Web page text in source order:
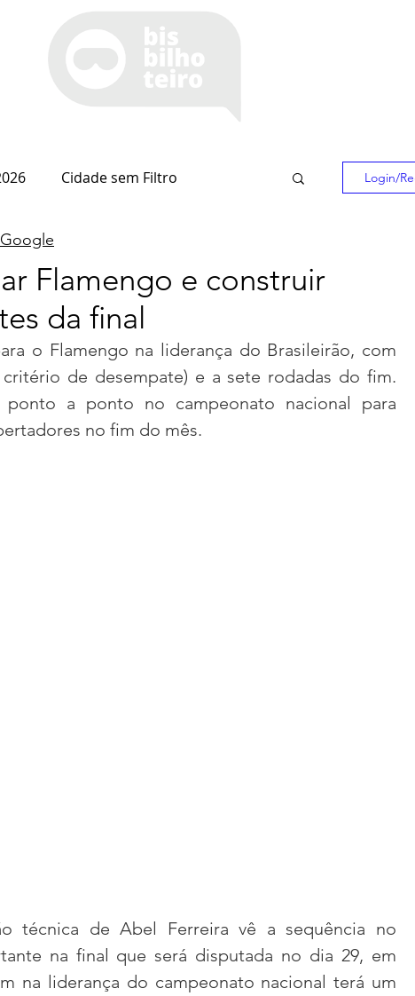
Cidade sem Filtro
Itaipu
Coluna do Nolasco
Economia
Login/
Flamengo e construir
da final
o Flamengo na liderança do Brasileirão, com
de desempate) e a sete rodadas do fim.
a ponto no campeonato nacional para
no fim do mês.
técnica de Abel Ferreira vê a sequência no
na final que será disputada no dia 29, em
na liderança do campeonato nacional terá um
Google